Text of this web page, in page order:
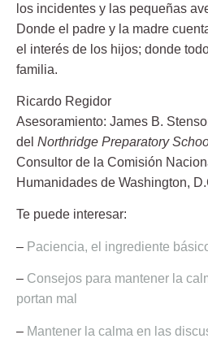
los incidentes y las pequeñas
Donde el padre y la madre
el interés de los hijos; donde
familia.
Ricardo Regidor
Asesoramiento: James B.
del Northridge Preparatory
Consultor de la Comisión
Humanidades de Washington,
Te puede interesar:
– Paciencia, el ingrediente
– Consejos para mantener la
portan mal
– Mantener la calma en las